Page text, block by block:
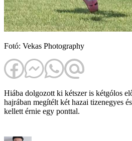
Fotó: Vekas Photography
Hiába dolgozott ki kétszer is kétgólos
hajrában megítélt két hazai tizenegyes
kellett érnie egy ponttal.